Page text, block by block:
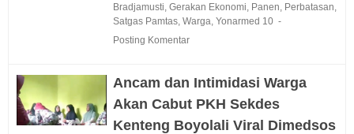
Bradjamusti Gerakan Ekonomi Panen Perbatasan
Satgas Pamtas, Warga Yonarmed 10
Posting Komentar
Ancam dan Intimidasi Warga
Akan Cabut PKH Sekdes
Kenteng Boyolali Viral Dimedsos